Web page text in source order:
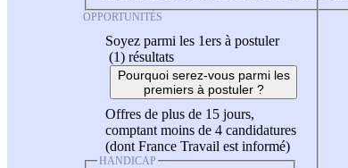
OPPORTUNITÉS
Soyez parmi les 1ers à postuler
(1) résultats
Pourquoi serez-vous parmi les
premiers à postuler ?
Offres de plus de 15 jours,
comptant moins de 4 candidatures
(dont France Travail est informé)
HANDICAP